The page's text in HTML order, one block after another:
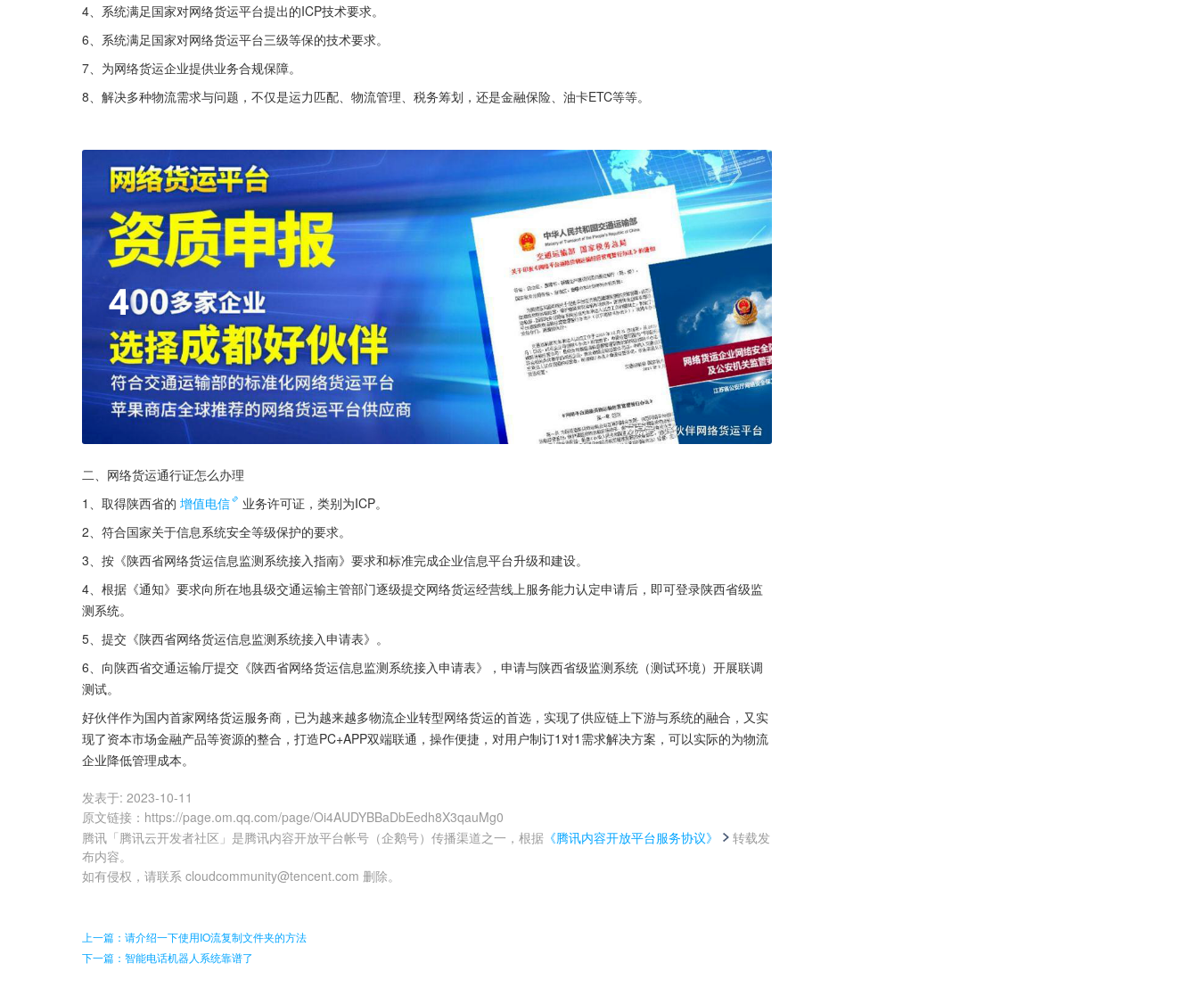
4、系统满足国家对网络货运平台提出的ICP技术要求。
6、系统满足国家对网络货运平台三级等保的技术要求。
7、为网络货运企业提供业务合规保障。
8、解决多种物流需求与问题，不仅是运力匹配、物流管理、税务筹划，还是金融保险、油卡ETC等等。
二、网络货运通行证怎么办理
1、取得陕西省的 增值电信
业务许可证，类别为ICP。
2、符合国家关于信息系统安全等级保护的要求。
3、按《陕西省网络货运信息监测系统接入指南》要求和标准完成企业信息平台升级和建设。
4、根据《通知》要求向所在地县级交通运输主管部门逐级提交网络货运经营线上服务能力认定申请后，即可登录陕西省级监
测系统。
5、提交《陕西省网络货运信息监测系统接入申请表》。
6、向陕西省交通运输厅提交《陕西省网络货运信息监测系统接入申请表》，申请与陕西省级监测系统（测试环境）开展联调
测试。
好伙伴作为国内首家网络货运服务商，已为越来越多物流企业转型网络货运的首选，实现了供应链上下游与系统的融合，又实
现了资本市场金融产品等资源的整合，打造PC+APP双端联通，操作便捷，对用户制订1对1需求解决方案，可以实际的为物流
企业降低管理成本。
发表于: 2023-10-11
原文链接 ： https://page.om.qq.com/page/Oi4AUDYBBaDbEedh8X3qauMg0
腾讯「腾讯云开发者社区」是腾讯内容开放平台帐号（企鹅号）传播渠道之一，根据 《腾讯内容开放平台服务协议》
转载发
布内容。
如有侵权，请联系 cloudcommunity@tencent.com 删除。
上一篇：请介绍一下使用IO流复制文件夹的方法
下一篇：智能电话机器人系统靠谱了